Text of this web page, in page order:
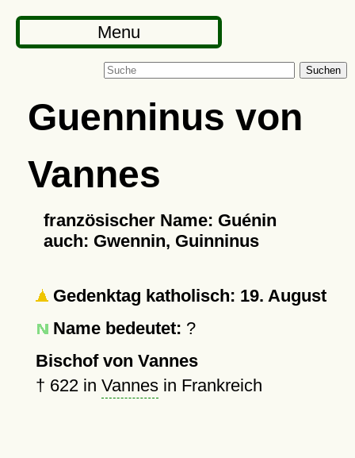
Menu
Suchen
Guenninus von
Vannes
französischer Name: Guénin
auch: Gwennin, Guinninus
Gedenktag katholisch: 19. August
Name bedeutet: ?
Bischof von Vannes
† 622in Vannesin Frankreich